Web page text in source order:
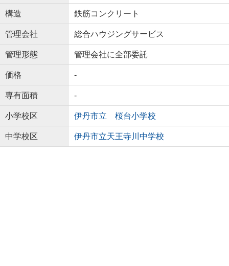
構造 鉄筋コンクリート
管理会社 総合ハウジングサービス
管理形態 管理会社に全部委託
価格 -
専有面積 -
小学校区 伊丹市立 桜台小学校
中学校区 伊丹市立天王寺川中学校